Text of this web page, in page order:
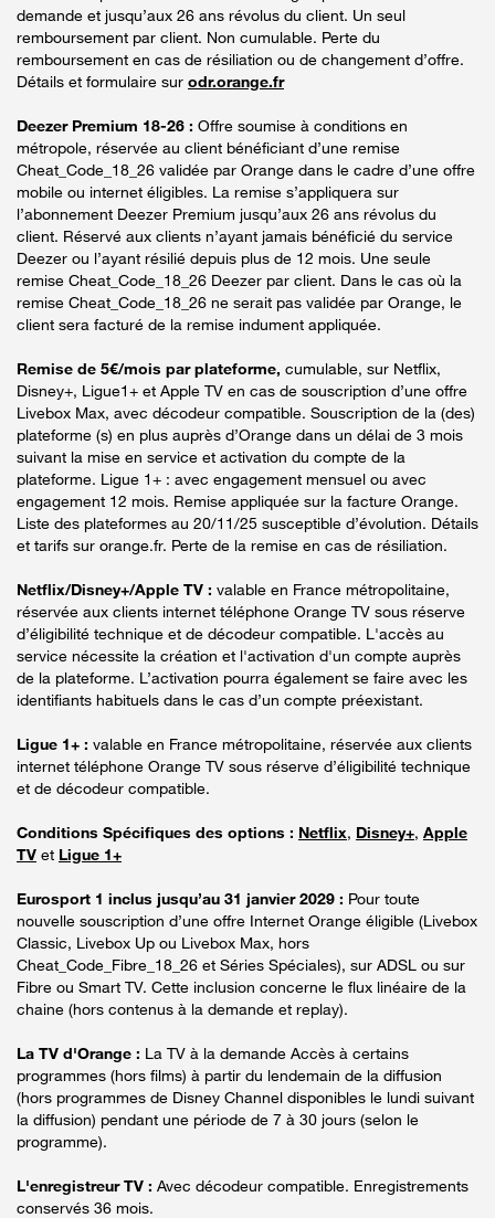
demande et jusqu’aux 26 ans révolus du client. Un seul
remboursement par client. Non cumulable. Perte du
remboursement en cas de résiliation ou de changement d’offre.
Détails et formulaire sur odr.orange.fr
Deezer Premium 18-26 : Offre soumise à conditions en
métropole, réservée au client bénéficiant d’une remise
Cheat_Code_18_26 validée par Orange dans le cadre d’une offre
mobile ou internet éligibles. La remise s’appliquera sur
l’abonnement Deezer Premium jusqu’aux 26 ans révolus du
client. Réservé aux clients n’ayant jamais bénéficié du service
Deezer ou l’ayant résilié depuis plus de 12 mois. Une seule
remise Cheat_Code_18_26 Deezer par client. Dans le cas où la
remise Cheat_Code_18_26 ne serait pas validée par Orange, le
client sera facturé de la remise indument appliquée.
Remise de 5€/mois par plateforme, cumulable, sur Netflix,
Disney+, Ligue1+ et Apple TV en cas de souscription d’une offre
Livebox Max, avec décodeur compatible. Souscription de la (des)
plateforme (s) en plus auprès d’Orange dans un délai de 3 mois
suivant la mise en service et activation du compte de la
plateforme. Ligue 1+ : avec engagement mensuel ou avec
engagement 12 mois. Remise appliquée sur la facture Orange.
Liste des plateformes au 20/11/25 susceptible d’évolution. Détails
et tarifs sur orange.fr. Perte de la remise en cas de résiliation.
Netflix/Disney+/Apple TV : valable en France métropolitaine,
réservée aux clients internet téléphone Orange TV sous réserve
d’éligibilité technique et de décodeur compatible. L'accès au
service nécessite la création et l'activation d'un compte auprès
de la plateforme. L’activation pourra également se faire avec les
identifiants habituels dans le cas d’un compte préexistant.
Ligue 1+ : valable en France métropolitaine, réservée aux clients
internet téléphone Orange TV sous réserve d’éligibilité technique
et de décodeur compatible.
Conditions Spécifiques des options : Netflix, Disney+, Apple
TV et Ligue 1+
Eurosport 1 inclus jusqu’au 31 janvier 2029 : Pour toute
nouvelle souscription d’une offre Internet Orange éligible (Livebox
Classic, Livebox Up ou Livebox Max, hors
Cheat_Code_Fibre_18_26 et Séries Spéciales), sur ADSL ou sur
Fibre ou Smart TV. Cette inclusion concerne le flux linéaire de la
chaine (hors contenus à la demande et replay).
La TV d'Orange : La TV à la demande Accès à certains
programmes (hors films) à partir du lendemain de la diffusion
(hors programmes de Disney Channel disponibles le lundi suivant
la diffusion) pendant une période de 7 à 30 jours (selon le
programme).
L'enregistreur TV : Avec décodeur compatible. Enregistrements
conservés 36 mois.